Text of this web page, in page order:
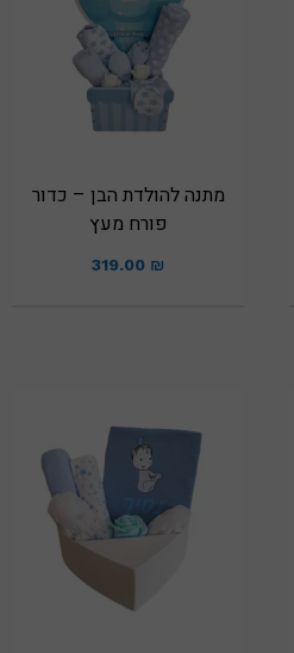
מתנה להולדת הבן – כדור
פורח מעץ
319.00 ₪